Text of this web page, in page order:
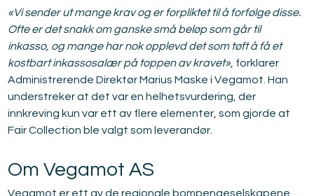
«Vi sender ut mange krav og er forpliktet til å forfølge disse.
Ofte er det snakk om ganske små beløp som går til
inkasso, og mange har nok opplevd det som tøft å få et
kostbart inkassosalær på toppen av kravet», forklarer
Administrerende Direktør Marius Maske i Vegamot. Han
understreker at det var en helhetsvurdering, der
innkreving kun var ett av flere elementer, som gjorde at
Fair Collection ble valgt som leverandør.
Om Vegamot AS
Vegamot er ett av de regionale bompengeselskapene